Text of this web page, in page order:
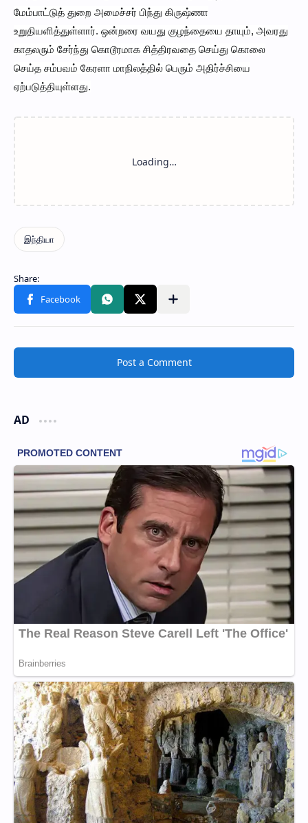
மேம்பாட்டுத் துறை அமைச்சர் பிந்து கிருஷ்ணா
உறுதியளித்துள்ளார். ஒன்றரை வயது குழந்தையை தாயும், அவரது
காதலரும் சேர்ந்து கொடூரமாக சித்திரவதை செய்து கொலை
செய்த சம்பவம் கேரளா மாநிலத்தில் பெரும் அதிர்ச்சியை
ஏற்படுத்தியுள்ளது.
Post a Comment
AD